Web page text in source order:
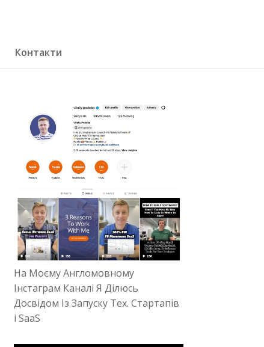
Контакти
На Моєму Англомовному
Інстаграм Каналі Я Ділюсь
Досвідом Із Запуску Тех. Стартапів
і SaaS